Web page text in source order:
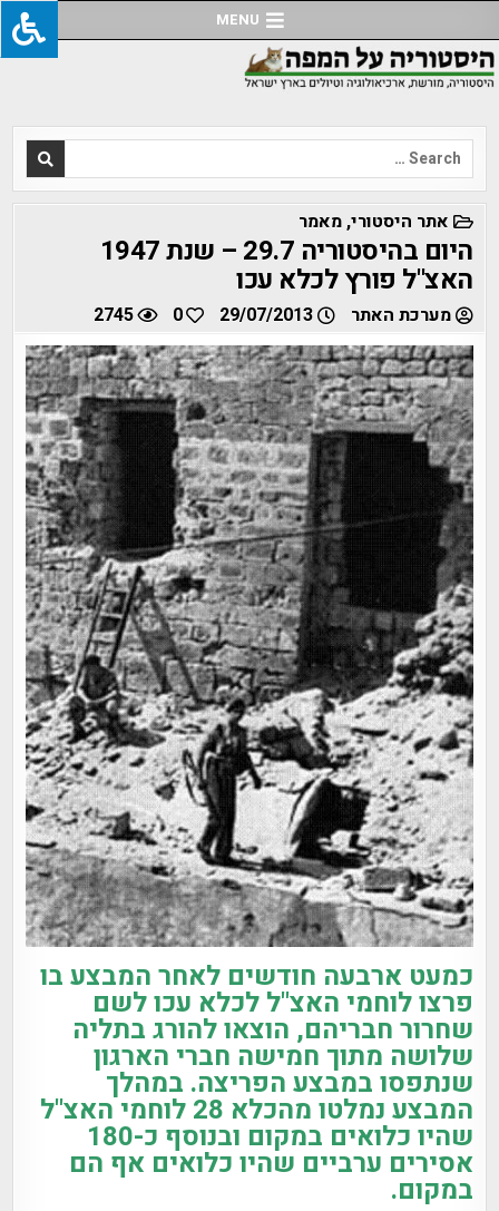
to
content
MENU
Search
for:
POSTED
IN
אתר היסטורי,מאמר
היום בהיסטוריה 29.7 – שנת 1947
האצ"ל פורץ לכלא עכו
מערכת האתר 29/07/2013
0
2745
כמעט ארבעה חודשים לאחר המבצע בו
פרצו לוחמי האצ"ל לכלא עכו לשם
שחרור חבריהם, הוצאו להורג בתליה
שלושה מתוך חמישה חברי הארגון
שנתפסו במבצע הפריצה. במהלך
המבצע נמלטו מהכלא 28 לוחמי האצ"ל
שהיו כלואים במקום ובנוסף כ-180
אסירים ערביים שהיו כלואים אף הם
במקום.